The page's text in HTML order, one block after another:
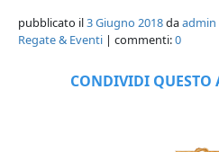
pubblicato il3 Giugno 2018daadmin
Regate & Eventi | commenti:0
CONDIVIDI QUESTO